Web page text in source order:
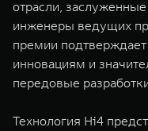
отрасли,
инженеры ведущих
премии
инновациям и
передовые
Технология Hi4